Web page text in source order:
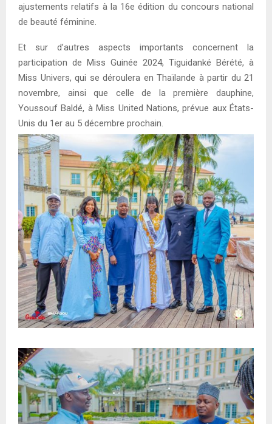
ajustements relatifs à la 16e édition du concours national
de beauté féminine.
Et sur d’autres aspects importants concernent la
participation de Miss Guinée 2024, Tiguidanké Bérété, à
Miss Univers, qui se déroulera en Thaïlande à partir du 21
novembre, ainsi que celle de la première dauphine,
Youssouf Baldé, à Miss United Nations, prévue aux États-
Unis du 1er au 5 décembre prochain.